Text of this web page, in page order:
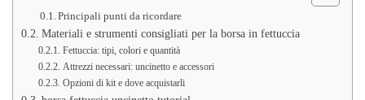
Principali punti da ricordare
Materiali e strumenti consigliati per la borsa in fettuccia
Fettuccia: tipi, colori e quantità
Attrezzi necessari: uncinetto e accessori
Opzioni di kit e dove acquistarli